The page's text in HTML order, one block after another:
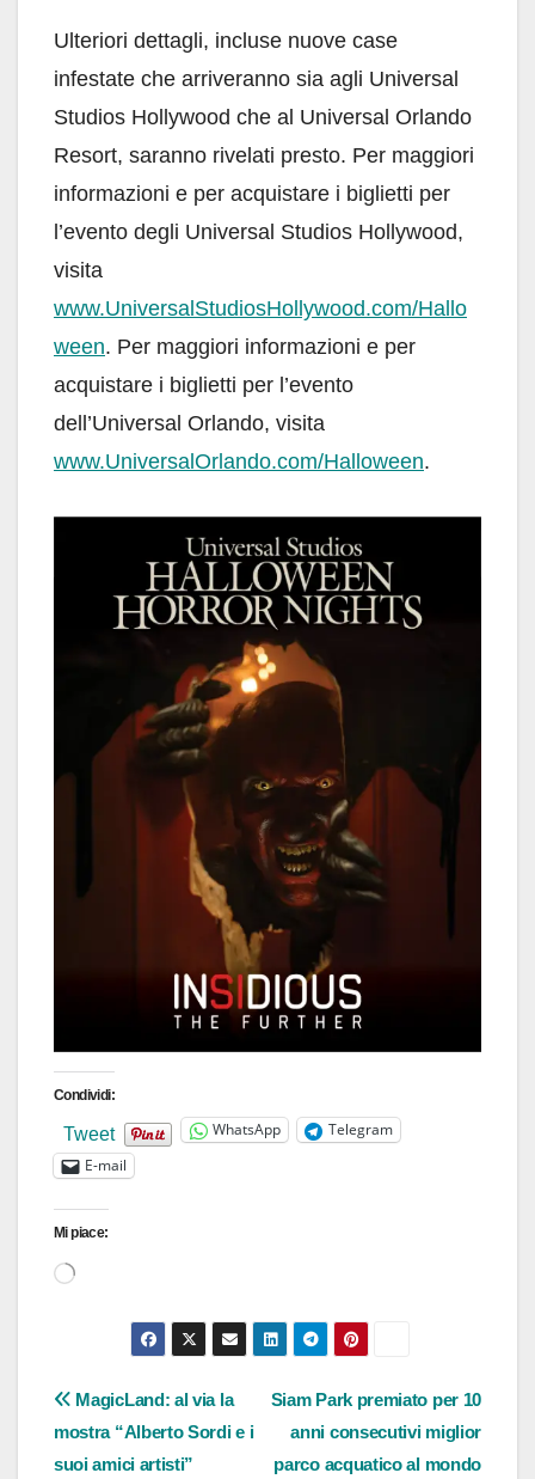
Ulteriori dettagli, incluse nuove case
infestate che arriveranno sia agli Universal
Studios Hollywood che al Universal Orlando
Resort, saranno rivelati presto. Per maggiori
informazioni e per acquistare i biglietti per
l’evento degli Universal Studios Hollywood,
visita
www.UniversalStudiosHollywood.com/Hallo
ween. Per maggiori informazioni e per
acquistare i biglietti per l’evento
dell’Universal Orlando, visita
www.UniversalOrlando.com/Halloween.
Condividi:
Tweet WhatsApp
Telegram
E-mail
Mi piace:
Caricamento
Navigazione
articoli
Siam Park premiato per 10
anni consecutivi miglior
parco acquatico al mondo
MagicLand: al via la
mostra “Alberto Sordi e i
suoi amici artisti”